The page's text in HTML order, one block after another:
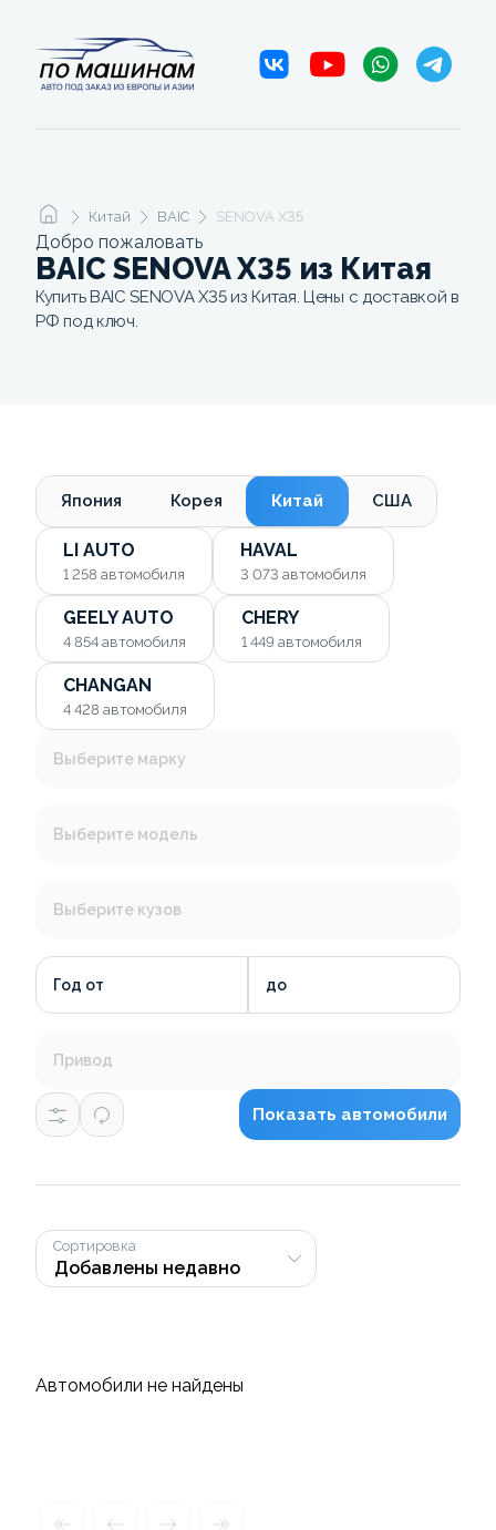
Китай BAIC SENOVA X35
Добро пожаловать
BAIC SENOVA X35 из Китая
Купить BAIC SENOVA X35 из Китая. Цены с доставкой в
РФ под ключ.
Япония Корея Китай США
LI AUTO
1 258 автомобиля
HAVAL
3 073 автомобиля
GEELY AUTO
4 854 автомобиля
CHERY
1 449 автомобиля
CHANGAN
4 428 автомобиля
Выберите марку
Выберите модель
Выберите кузов
Год от до
Привод
Показать автомобили
Сортировка
Автомобили не найдены